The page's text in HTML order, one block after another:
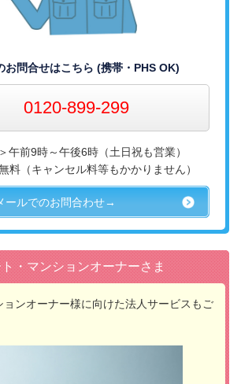
お問合せはこちら (携帯・PHS OK)
0120-899-299
午前9時～午後6時（土日祝も営業）
料（キャンセル料等もかかりません）
ールでのお問合わせ→
・マンションオーナーさま
ョンオーナー様に向けた法人サービスもご